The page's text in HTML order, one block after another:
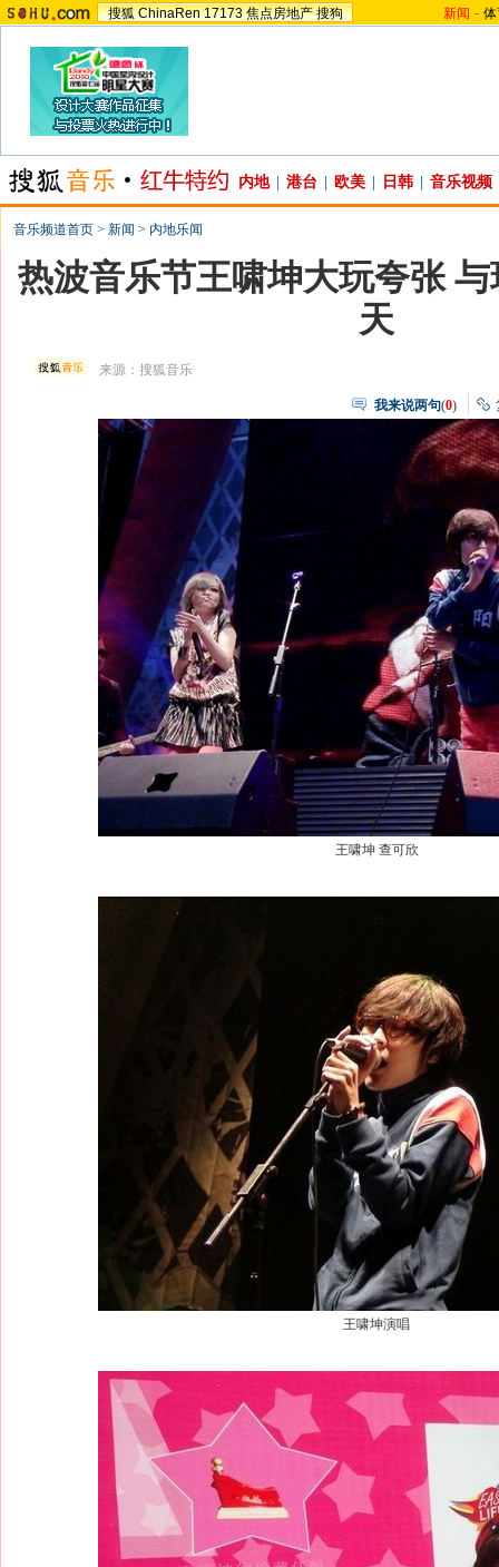
搜狐 ChinaRen 17173 焦点房地产 搜狗 新闻 -
内地 港台 欧美 日韩 音乐视频
音乐频道首页 > 新闻 > 内地乐闻
热波音乐节王啸坤大玩夸张
天
来源：搜狐音乐
我来说两句(0)
王啸坤 查可欣
王啸坤演唱